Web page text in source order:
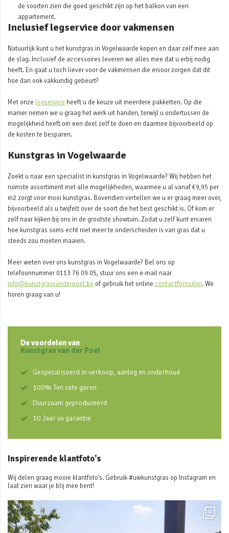
de soorten zien die goed geschikt zijn op het balkon van een
appartement.
Inclusief legservice door vakmensen
Natuurlijk kunt u het kunstgras in Vogelwaarde kopen en daar zelf mee aan
de slag. Inclusief de accessoires leveren we alles mee dat u erbij nodig
heeft. En gaat u toch liever voor de vakmensen die ervoor zorgen dat dit
hoe dan ook vakkundig gebeurt?
Met onze legservice heeft u de keuze uit meerdere pakketten. Op die
manier nemen we u graag het werk uit handen, terwijl u ondertussen de
mogelijkheid heeft om een deel zelf te doen en daarmee bijvoorbeeld op
de kosten te besparen.
Kunstgras in Vogelwaarde
Zoekt u naar een specialist in kunstgras in Vogelwaarde? Wij hebben het
ruimste assortiment met alle mogelijkheden, waarmee u al vanaf €9,95 per
m2 zorgt voor mooi kunstgras. Bovendien vertellen we u er graag meer over,
bijvoorbeeld als u twijfelt over de soort die het best geschikt is. Of kom er
zelf naar kijken bij ons in de grootste showtuin. Zodat u zelf kunt ervaren
hoe kunstgras soms echt niet meer te onderscheiden is van gras dat u
steeds zou moeten maaien.
Meer weten over ons kunstgras in Vogelwaarde? Bel ons op
telefoonnummer 0113 76 09 05, stuur ons een e-mail naar
info@kunstgrasvanderpoel.be of gebruik het online contactformulier. We
horen graag van u!
De voordelen van
Kunstgras van der Poel
Gespecaliseerd in verkoop, aanleg en onderhoud
100% Ten cate garen
Duurzaam geproduceerd
10 Jaar uv garantie
Inspirerende klantfoto's
Wij delen graag mooie klantfoto's. Gebruik #uwkunstgras op Instagram en
laat zien waar je blij mee bent!